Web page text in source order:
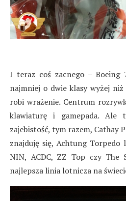
I teraz coś zacnego – Boeing
najmniej o dwie klasy wyżej niż
robi wrażenie. Centrum
klawiaturę i gamepada. Ale
zajebistość, tym razem, Cathay
znajduję się, Achtung Torpedo
NIN, ACDC, ZZ Top czy The
najlepsza linia lotnicza na